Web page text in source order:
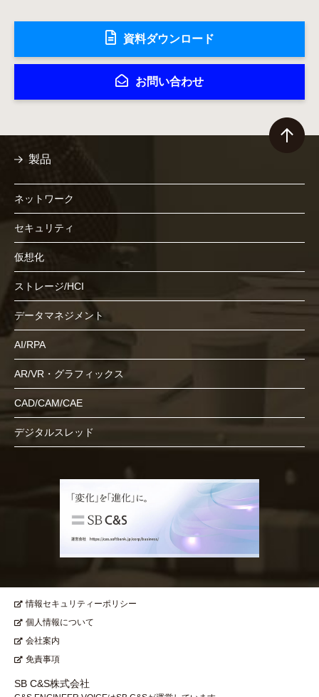
資料ダウンロード
お問い合わせ
製品
ネットワーク
セキュリティ
仮想化
ストレージ/HCI
データマネジメント
AI/RPA
AR/VR・グラフィックス
CAD/CAM/CAE
デジタルスレッド
情報セキュリティーポリシー
個人情報について
会社案内
免責事項
SB C&S株式会社